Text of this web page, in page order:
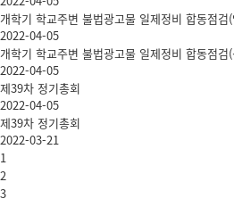
개학기 학교주변 불법광고물 일제정비 합동점검
2022-04-05
개학기 학교주변 불법광고물 일제정비 합동점검
2022-04-05
제39차 정기총회
2022-04-05
제39차 정기총회
2022-03-21
1
2
3